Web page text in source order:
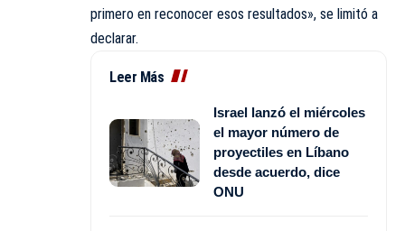
primero en reconocer esos resultados», se limitó a
declarar.
Leer Más
Israel lanzó el miércoles
el mayor número de
proyectiles en Líbano
desde acuerdo, dice
ONU